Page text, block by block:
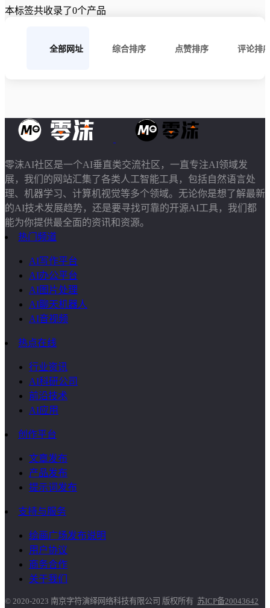
本标签共收录了0个产品
全部网址 综合排序 点赞排序 评论排
零沫AI社区是一个AI垂直类交流社区，一直专注AI领域发
展，我们的网站汇集了各类人工智能工具，包括自然语言处
理、机器学习、计算机视觉等多个领域。无论你是想了解最新
的AI技术发展趋势，还是要寻找可靠的开源AI工具，我们都
能为你提供最全面的资讯和资源。
热门频道
AI写作平台
AI办公平台
AI图片处理
AI聊天机器人
AI音视频
热点在线
行业资讯
AI科研公司
前沿技术
AI应用
创作平台
文章发布
产品发布
提示词发布
支持与服务
绘画广场发布说明
用户协议
商务合作
关于我们
© 2020-2023 南京字符演绎网络科技有限公司 版权所有 苏ICP备20043642